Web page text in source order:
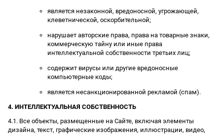
является незаконной, вредоносной, угрожающей,
клеветнической, оскорбительной;
нарушает авторские права, права на товарные знаки,
коммерческую тайну или иные права
интеллектуальной собственности третьих лиц;
содержит вирусы или другие вредоносные
компьютерные коды;
является несанкционированной рекламой (спам).
4. ИНТЕЛЛЕКТУАЛЬНАЯ СОБСТВЕННОСТЬ
4.1. Все объекты, размещенные на Сайте, включая элементы
дизайна, текст, графические изображения, иллюстрации, видео,